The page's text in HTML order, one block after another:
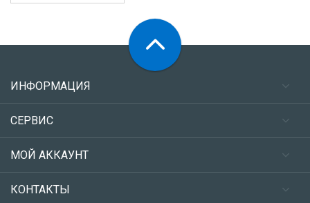
ИНФОРМАЦИЯ
СЕРВИС
МОЙ АККАУНТ
КОНТАКТЫ